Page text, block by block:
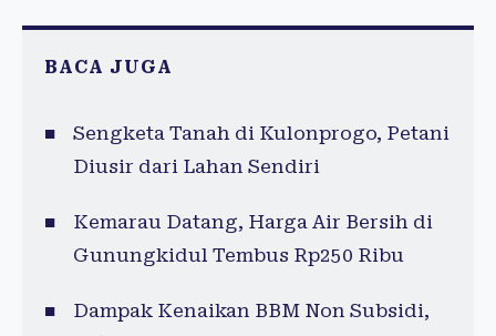
BACA JUGA
Sengketa Tanah di Kulonprogo, Petani
Diusir dari Lahan Sendiri
Kemarau Datang, Harga Air Bersih di
Gunungkidul Tembus Rp250 Ribu
Dampak Kenaikan BBM Non Subsidi,